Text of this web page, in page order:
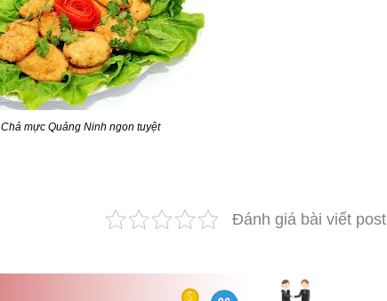
Chả mực Quảng Ninh ngon tuyệt
Đánh giá bài viết post